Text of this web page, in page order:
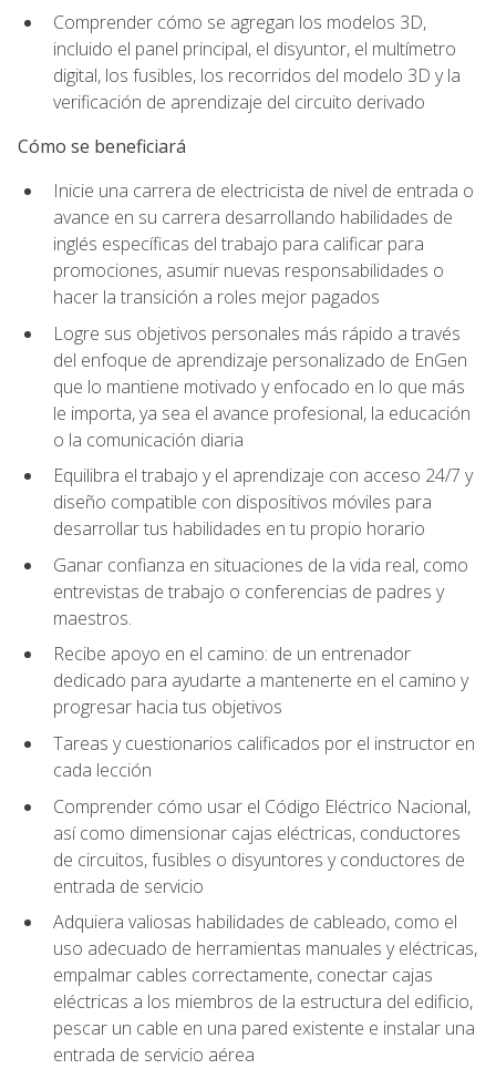
Comprender cómo se agregan los modelos 3D,
incluido el panel principal, el disyuntor, el multímetro
digital, los fusibles, los recorridos del modelo 3D y la
verificación de aprendizaje del circuito derivado
Cómo se beneficiará
Inicie una carrera de electricista de nivel de entrada o
avance en su carrera desarrollando habilidades de
inglés específicas del trabajo para calificar para
promociones, asumir nuevas responsabilidades o
hacer la transición a roles mejor pagados
Logre sus objetivos personales más rápido a través
del enfoque de aprendizaje personalizado de EnGen
que lo mantiene motivado y enfocado en lo que más
le importa, ya sea el avance profesional, la educación
o la comunicación diaria
Equilibra el trabajo y el aprendizaje con acceso 24/7 y
diseño compatible con dispositivos móviles para
desarrollar tus habilidades en tu propio horario
Ganar confianza en situaciones de la vida real, como
entrevistas de trabajo o conferencias de padres y
maestros.
Recibe apoyo en el camino: de un entrenador
dedicado para ayudarte a mantenerte en el camino y
progresar hacia tus objetivos
Tareas y cuestionarios calificados por el instructor en
cada lección
Comprender cómo usar el Código Eléctrico Nacional,
así como dimensionar cajas eléctricas, conductores
de circuitos, fusibles o disyuntores y conductores de
entrada de servicio
Adquiera valiosas habilidades de cableado, como el
uso adecuado de herramientas manuales y eléctricas,
empalmar cables correctamente, conectar cajas
eléctricas a los miembros de la estructura del edificio,
pescar un cable en una pared existente e instalar una
entrada de servicio aérea